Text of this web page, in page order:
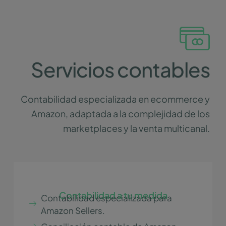
Contabilidad a tu medida
Contabilidad especializada para
Amazon Sellers.
Servicios contables
Contabilidad especializada en ecommerce y
Amazon, adaptada a la complejidad de los
marketplaces y la venta multicanal.